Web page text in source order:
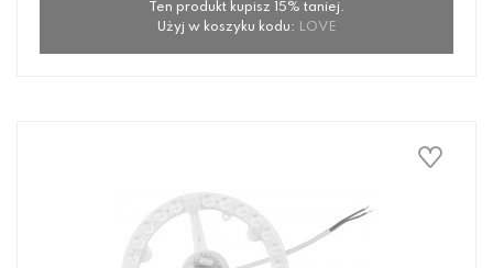
Ten produkt kupisz 15% taniej.
Użyj w koszyku kodu: LOVE